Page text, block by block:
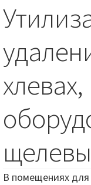
🤝
📦 💳 Доставка и
хлевах,
В помещениях